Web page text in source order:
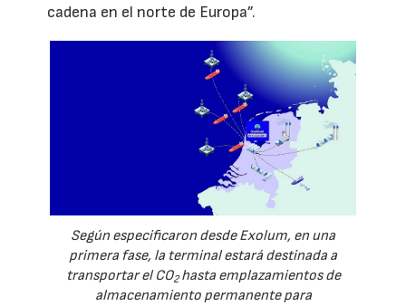
cadena en el norte de Europa”.
Según especificaron desde Exolum, en una
primera fase, la terminal estará destinada a
transportar el CO2hasta emplazamientos de
almacenamiento permanente para